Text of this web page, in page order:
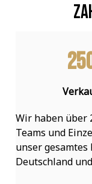
Wir haben über
Teams und
unser gesamtes
Deutschland